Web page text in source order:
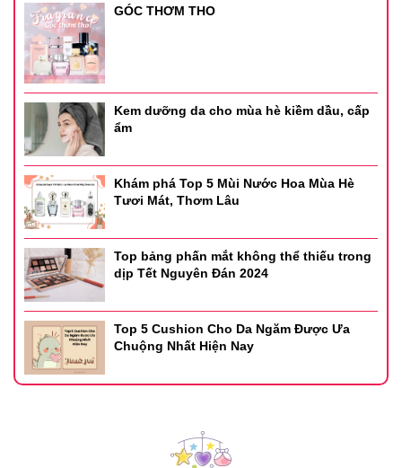
GÓC THƠM THO
Kem dưỡng da cho mùa hè kiềm dầu, cấp
ẩm
Khám phá Top 5 Mùi Nước Hoa Mùa Hè
Tươi Mát, Thơm Lâu
Top bảng phấn mắt không thể thiếu trong
dịp Tết Nguyên Đán 2024
Top 5 Cushion Cho Da Ngăm Được Ưa
Chuộng Nhất Hiện Nay